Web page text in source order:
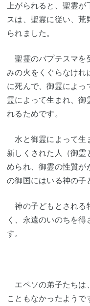
上がられると、聖霊が
スは、聖霊に従い、荒
られました。
聖霊のバプテスマを
みの火をくぐらなけれ
に死んで、御霊によっ
霊によって生まれ、御
れるためです。
水と御霊によって生
新しくされた人（御霊
められ、御霊の性質が
の御国にはいる神の子
神の子どもとされる
く、永遠のいのちを
す。
エペソの弟子たちは
こともなかったよう